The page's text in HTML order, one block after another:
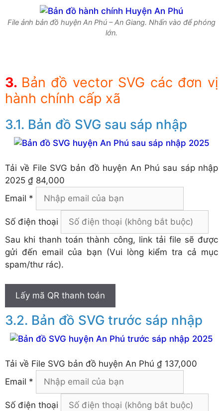
File ảnh bản đồ huyện An Phú – An Giang. Nhấn vào để phóng
lớn.
Bản đồ vector SVG các đơn vị
hành chính cấp xã
Bản đồ SVG sau sáp nhập
Tải về File SVG bản đồ huyện An Phú sau sáp nhập
2025 ₫ 84,000
Email *
Số điện thoại
Sau khi thanh toán thành công, link tải file sẽ được
gửi đến email của bạn (Vui lòng kiểm tra cả mục
spam/thư rác).
Lấy mã QR thanh toán
Bản đồ SVG trước sáp nhập
Tải về File SVG bản đồ huyện An Phú ₫ 137,000
Email *
Số điện thoại